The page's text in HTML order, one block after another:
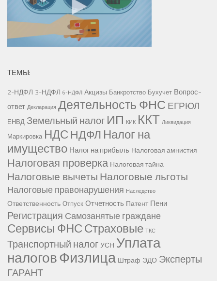
ТЕМЫ:
2-НДФЛ 3-НДФЛ 6-НДФЛ Акцизы Банкротство Бухучет Вопрос-
ответ Декларация Деятельность ФНС ЕГРЮЛ
ЕНВД Земельный налог ИП КИК ККТ Ликвидация
Маркировка НДС НДФЛ Налог на
имущество Налог на прибыль Налоговая амнистия
Налоговая проверка Налоговая тайна
Налоговые вычетыНалоговые льготы
Налоговые правонарушения Наследство
Ответственность Отпуск Отчетность Патент Пени
Регистрация Самозанятые граждане
Сервисы ФНССтраховые ТКС
Транспортный налогУСН Уплата
налоговФизлица Штраф ЭДО Эксперты
ГАРАНТ